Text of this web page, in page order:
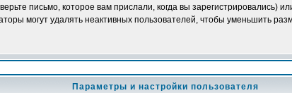
письмо, которое вам прислали, когда вы зарегистрировались)
могут удалять неактивных пользователей, чтобы уменьшить
Параметры и настройки пользователя